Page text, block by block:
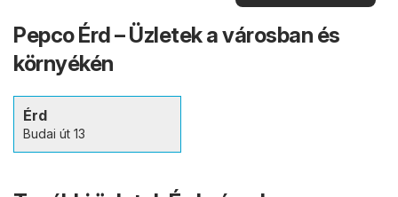
Pepco Érd – Üzletek a városban és
környékén
Érd
Budai út 13